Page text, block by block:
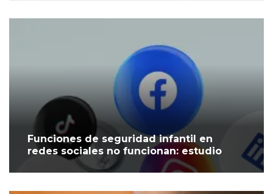
Funciones de seguridad infantil en
redes sociales no funcionan: estudio